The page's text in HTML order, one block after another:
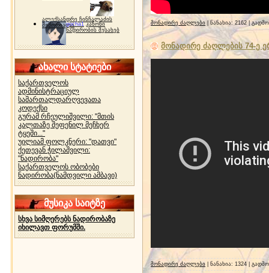
ალექსანდრე ჩინჩალაძის
მემორიალიgocha1 კანონი
ნადირობის შესახებ
ახალი სტატიები
საქართველოს
ადმინისტრაციულ
სამართალდარღვევათა
კოდექსი
გურამ რჩეულიშვილი: "მთის
კალთაზე შეფენილ მეჩხერ
ტყეში..."
უილიამ ფოლკნერი: "დათვი"
ქეთევან ჭილაშვილი:
"ნადირობა"
საქართველოს ობობები
ნადირობა(ნამდვილი ამბავი)
მუსიკა საიტზე
სხვა სიმღერებს ნადირობაზე
იხილავთ ფორუმში.
მონადირე ძაღლები | ნანახია: 2162 |
მონადირე ძაღლების 74-ე
მონადირე ძაღლები | ნანახია: 1324 |